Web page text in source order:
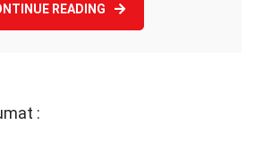
READING
: